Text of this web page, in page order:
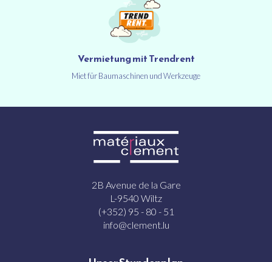
Vermietung mit Trendrent
Miet für Baumaschinen und Werkzeuge
2B Avenue de la Gare
L-9540 Wiltz
(+352) 95 - 80 - 51
info@clement.lu